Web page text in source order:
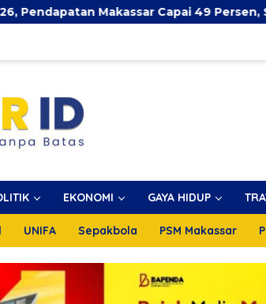
Capai 49 Persen, Surplus Rp130 Miliar
EKONOMI GAYA HIDUP
UNIFA Sepakbola PSM Makassar